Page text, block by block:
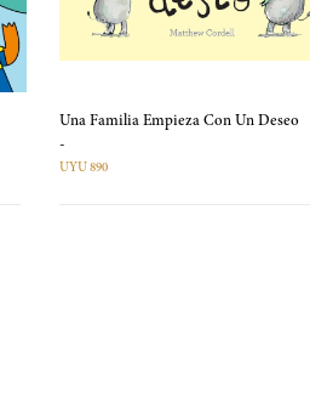
Una Familia Empieza Con Un Deseo
-
UYU 890